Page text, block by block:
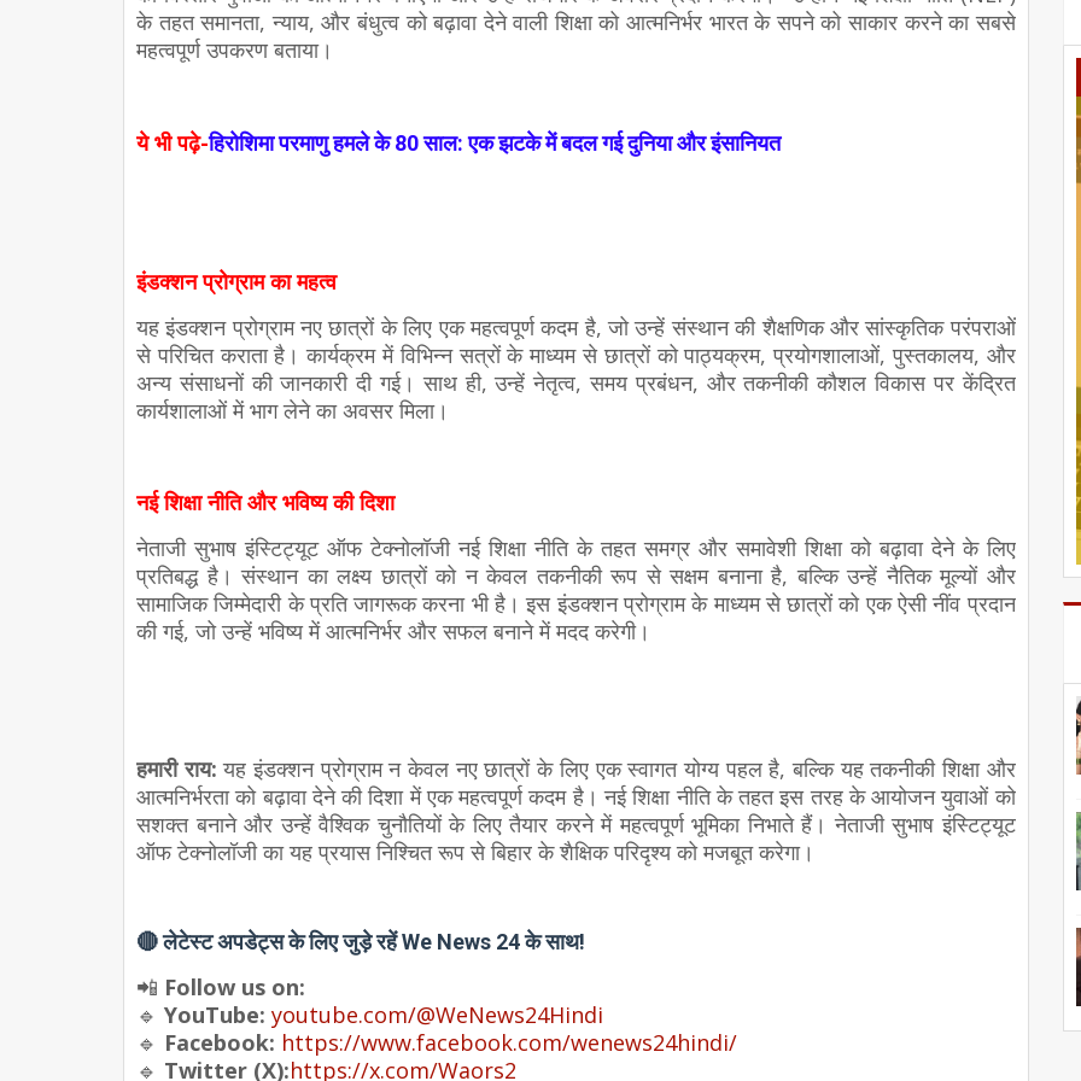
के तहत समानता, न्याय, और बंधुत्व को बढ़ावा देने वाली शिक्षा को आत्मनिर्भर भारत के सपने को साकार करने का सबसे
महत्वपूर्ण उपकरण बताया।
ये भी पढ़े-हिरोशिमा परमाणु हमले के 80 साल: एक झटके में बदल गई दुनिया और इंसानियत
इंडक्शन प्रोग्राम का महत्व
यह इंडक्शन प्रोग्राम नए छात्रों के लिए एक महत्वपूर्ण कदम है, जो उन्हें संस्थान की शैक्षणिक और सांस्कृतिक परंपराओं
से परिचित कराता है। कार्यक्रम में विभिन्न सत्रों के माध्यम से छात्रों को पाठ्यक्रम, प्रयोगशालाओं, पुस्तकालय, और
अन्य संसाधनों की जानकारी दी गई। साथ ही, उन्हें नेतृत्व, समय प्रबंधन, और तकनीकी कौशल विकास पर केंद्रित
कार्यशालाओं में भाग लेने का अवसर मिला।
नई शिक्षा नीति और भविष्य की दिशा
नेताजी सुभाष इंस्टिट्यूट ऑफ टेक्नोलॉजी नई शिक्षा नीति के तहत समग्र और समावेशी शिक्षा को बढ़ावा देने के लिए
प्रतिबद्ध है। संस्थान का लक्ष्य छात्रों को न केवल तकनीकी रूप से सक्षम बनाना है, बल्कि उन्हें नैतिक मूल्यों और
सामाजिक जिम्मेदारी के प्रति जागरूक करना भी है। इस इंडक्शन प्रोग्राम के माध्यम से छात्रों को एक ऐसी नींव प्रदान
की गई, जो उन्हें भविष्य में आत्मनिर्भर और सफल बनाने में मदद करेगी।
हमारी राय:यह इंडक्शन प्रोग्राम न केवल नए छात्रों के लिए एक स्वागत योग्य पहल है, बल्कि यह तकनीकी शिक्षा और
आत्मनिर्भरता को बढ़ावा देने की दिशा में एक महत्वपूर्ण कदम है। नई शिक्षा नीति के तहत इस तरह के आयोजन युवाओं को
सशक्त बनाने और उन्हें वैश्विक चुनौतियों के लिए तैयार करने में महत्वपूर्ण भूमिका निभाते हैं। नेताजी सुभाष इंस्टिट्यूट
ऑफ टेक्नोलॉजी का यह प्रयास निश्चित रूप से बिहार के शैक्षिक परिदृश्य को मजबूत करेगा।
🔴लेटेस्ट अपडेट्स के लिए जुड़े रहें We News 24 के साथ!
📲 Follow us on:
🔹 YouTube: youtube.com/@WeNews24Hindi
🔹 Facebook: https://www.facebook.com/wenews24hindi/
🔹 Twitter (X):https://x.com/Waors2